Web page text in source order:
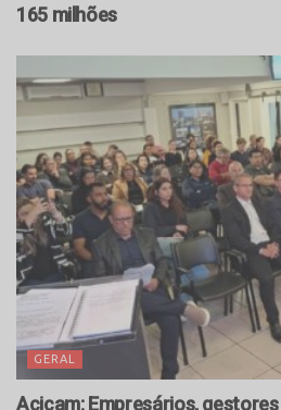
165 milhões
GERAL
Acicam: Empresários,